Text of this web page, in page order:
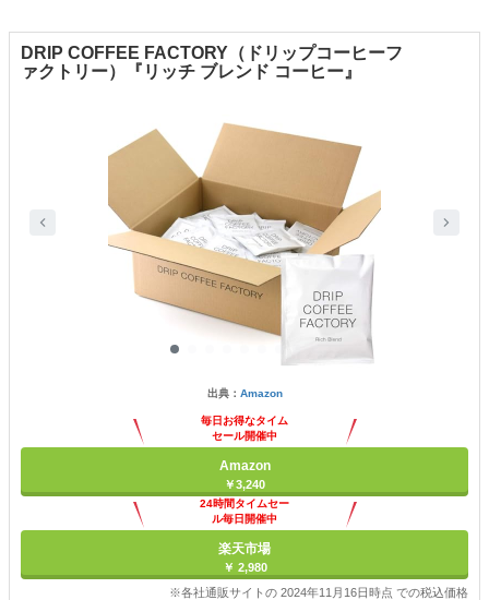
DRIP COFFEE FACTORY（ドリップコーヒーフ
ァクトリー）『リッチ ブレンド コーヒー』
出典： Amazon
毎日お得なタイム
セール開催中
Amazon
￥3,240
24時間タイムセー
ル毎日開催中
楽天市場
￥ 2,980
※各社通販サイトの 2024年11月16日時点 での税込価格